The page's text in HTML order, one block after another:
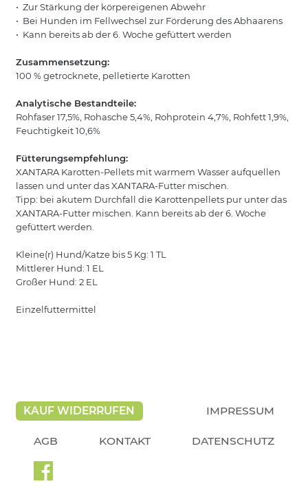
• Zur Stärkung der körpereigenen Abwehr
• Bei Hunden im Fellwechsel zur Förderung des Abhaarens
• Kann bereits ab der 6. Woche gefüttert werden
Zusammensetzung:
100 % getrocknete, pelletierte Karotten
Analytische Bestandteile:
Rohfaser 17,5%, Rohasche 5,4%, Rohprotein 4,7%, Rohfett 1,9%,
Feuchtigkeit 10,6%
Fütterungsempfehlung:
XANTARA Karotten-Pellets mit warmem Wasser aufquellen
lassen und unter das XANTARA-Futter mischen.
Tipp: bei akutem Durchfall die Karottenpellets pur unter das
XANTARA-Futter mischen. Kann bereits ab der 6. Woche
gefüttert werden.
Kleine(r) Hund/Katze bis 5 Kg: 1 TL
Mittlerer Hund: 1 EL
Großer Hund: 2 EL
Einzelfuttermittel
KAUF WIDERRUFEN IMPRESSUM
AGB KONTAKT DATENSCHUTZ